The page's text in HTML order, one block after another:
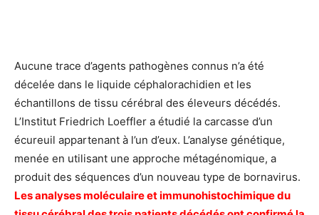
Aucune trace d’agents pathogènes connus n’a été
décelée dans le liquide céphalorachidien et les
échantillons de tissu cérébral des éleveurs décédés.
L’Institut Friedrich Loeffler a étudié la carcasse d’un
écureuil appartenant à l’un d’eux. L’analyse génétique,
menée en utilisant une approche métagénomique, a
produit des séquences d’un nouveau type de bornavirus.
Les analyses moléculaire et immunohistochimique du